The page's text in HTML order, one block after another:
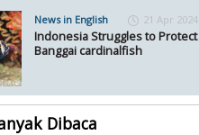
News in English 21 Apr 2024
Indonesia Struggles to Protect
Banggai cardinalfish
Dibaca